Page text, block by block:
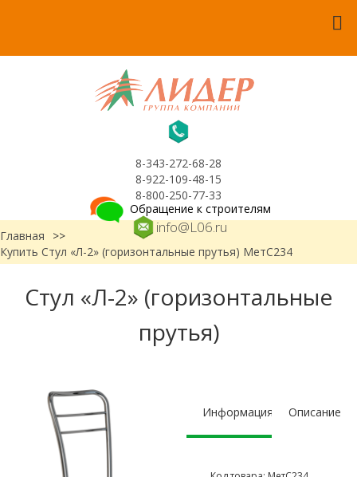
8-343-272-68-28
8-922-109-48-15
8-800-250-77-33
info@L06.ru
Обращение к строителям
Главная
>>
Купить Стул «Л-2» (горизонтальные прутья) МетС234
Стул «Л-2» (горизонтальные
прутья)
Информация Описание